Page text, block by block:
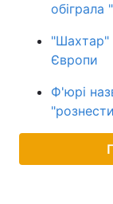
обіграла
"Шахтар"
Європи
Ф'юрі